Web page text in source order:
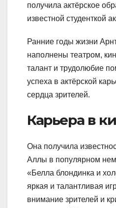
получила актёрское
известной студенткой
Ранние годы жизни
наполнены театром,
талант и трудолюбие
успеха в актёрской
сердца зрителей.
Карьера в
Она получила
Аллы в популярном
«Белла блондинка и
яркая и талантливая
внимание зрителей и